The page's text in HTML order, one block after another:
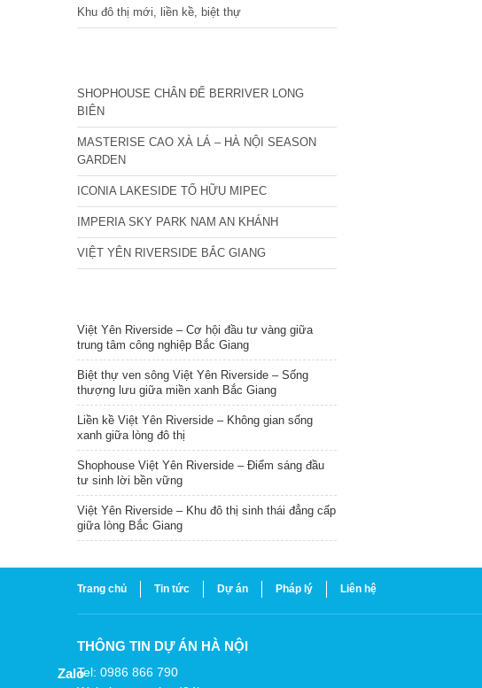
Khu đô thị mới, liền kề, biệt thự
SHOPHOUSE CHÂN ĐẾ BERRIVER LONG
BIÊN
MASTERISE CAO XÀ LÁ – HÀ NỘI SEASON
GARDEN
ICONIA LAKESIDE TỐ HỮU MIPEC
IMPERIA SKY PARK NAM AN KHÁNH
VIỆT YÊN RIVERSIDE BẮC GIANG
Việt Yên Riverside – Cơ hội đầu tư vàng giữa
trung tâm công nghiệp Bắc Giang
Biệt thự ven sông Việt Yên Riverside – Sống
thượng lưu giữa miền xanh Bắc Giang
Liền kề Việt Yên Riverside – Không gian sống
xanh giữa lòng đô thị
Shophouse Việt Yên Riverside – Điểm sáng đầu
tư sinh lời bền vững
Việt Yên Riverside – Khu đô thị sinh thái đẳng cấp
giữa lòng Bắc Giang
Trang chủ Tin tức Dự án Pháp lý Liên hệ
THÔNG TIN DỰ ÁN HÀ NỘI
Tel: 0986 866 790
Zalo